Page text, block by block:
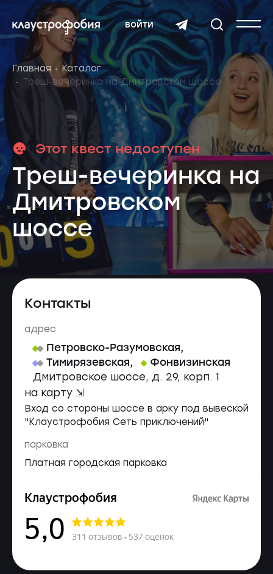
войти
Главная
Каталог
Треш-вечеринка на Дмитровском шоссе
Этот квест недоступен
Треш-вечеринка на
Дмитровском
шоссе
Контакты
адрес
Петровско-Разумовская,
Тимирязевская, Фонвизинская
Дмитровское шоссе, д. 29, корп. 1
на карту ⇲
Вход со стороны шоссе в арку под вывеской
"Клаустрофобия Сеть приключений"
парковка
Платная городская парковка